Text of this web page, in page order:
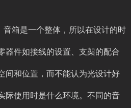
箱是一个整体，所以在设计的时
器件如接线的设置、支架的配合
间和位置，而不能认为光设计好
际使用时是什么环境。不同的音